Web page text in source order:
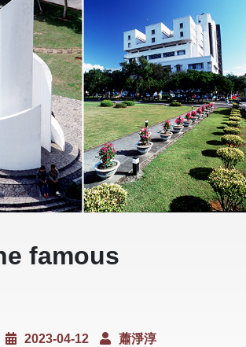
famous
2023-04-12 蕭淨淳